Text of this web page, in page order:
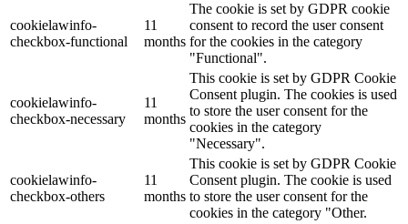
cookielawinfo-
checkbox-functional
11
months
The cookie is set by GDPR cookie
consent to record the user consent
for the cookies in the category
"Functional".
cookielawinfo-
checkbox-necessary
11
months
This cookie is set by GDPR Cookie
Consent plugin. The cookies is used
to store the user consent for the
cookies in the category
"Necessary".
cookielawinfo-
checkbox-others
11
months
This cookie is set by GDPR Cookie
Consent plugin. The cookie is used
to store the user consent for the
cookies in the category "Other.